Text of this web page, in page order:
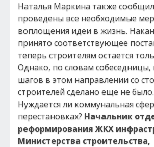
Наталья Маркина также
проведены все необходимые
воплощения идеи в жизнь.
принято соответствующее
теперь строителям остается
Однако, по словам
шагов в этом направлении со
строителей сделано еще не было.
Нуждается ли коммунальная
перестановках? Начальник
реформирования ЖКХ
Министерства строительства,